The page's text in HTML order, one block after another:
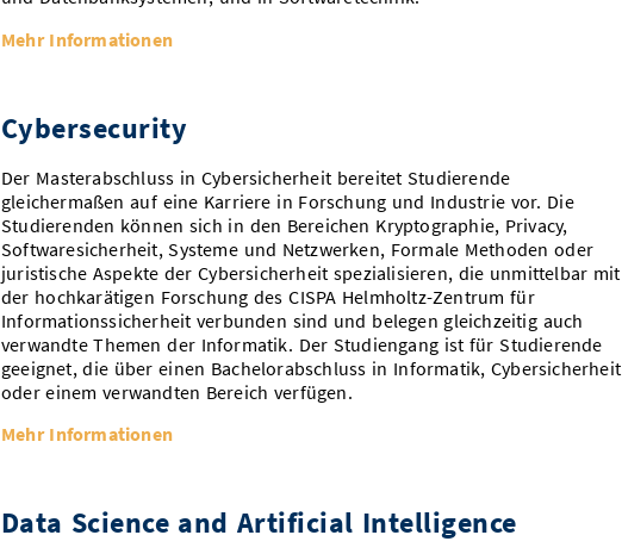
Mehr Informationen
Cybersecurity
Der Masterabschluss in Cybersicherheit bereitet Studierende
gleichermaßen auf eine Karriere in Forschung und Industrie vor. Die
Studierenden können sich in den Bereichen Kryptographie, Privacy,
Softwaresicherheit, Systeme und Netzwerken, Formale Methoden oder
juristische Aspekte der Cybersicherheit spezialisieren, die unmittelbar mit
der hochkarätigen Forschung des CISPA Helmholtz-Zentrum für
Informationssicherheit verbunden sind und belegen gleichzeitig auch
verwandte Themen der Informatik. Der Studiengang ist für Studierende
geeignet, die über einen Bachelorabschluss in Informatik, Cybersicherheit
oder einem verwandten Bereich verfügen.
Mehr Informationen
Data Science and Artificial Intelligence